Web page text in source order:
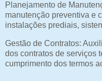
Planejamento de
manutenção preventiva e
instalações prediais,
Gestão de Contratos:
dos contratos de serviços
cumprimento dos termos